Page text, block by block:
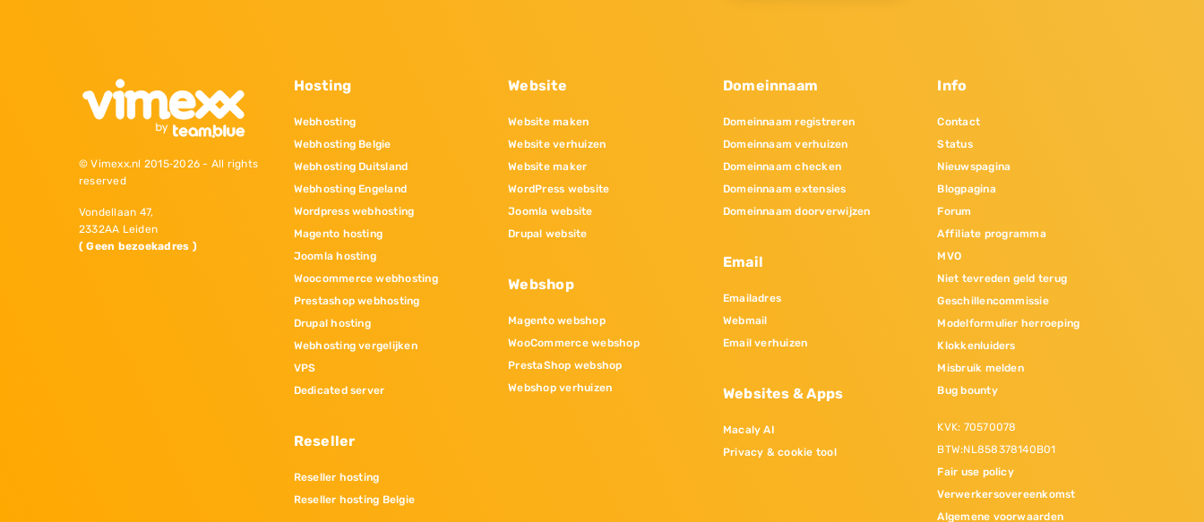
© Vimexx.nl 2015‐2026 - All rights
reserved
Vondellaan 47,
2332AA Leiden
( Geen bezoekadres )
Hosting
Webhosting
Webhosting Belgie
Webhosting Duitsland
Webhosting Engeland
Wordpress webhosting
Magento hosting
Joomla hosting
Woocommerce webhosting
Prestashop webhosting
Drupal hosting
Webhosting vergelijken
VPS
Dedicated server
Reseller
Reseller hosting
Reseller hosting Belgie
Website
Website maken
Website verhuizen
Website maker
WordPress website
Joomla website
Drupal website
Webshop
Magento webshop
WooCommerce webshop
PrestaShop webshop
Webshop verhuizen
Domeinnaam
Domeinnaam registreren
Domeinnaam verhuizen
Domeinnaam checken
Domeinnaam extensies
Domeinnaam doorverwijzen
Email
Emailadres
Webmail
Email verhuizen
Websites & Apps
Macaly AI
Privacy & cookie tool
Info
Contact
Status
Nieuwspagina
Blogpagina
Forum
Affiliate programma
MVO
Niet tevreden geld terug
Geschillencommissie
Modelformulier herroeping
Klokkenluiders
Misbruik melden
Bug bounty
KVK: 70570078
BTW:NL858378140B01
Fair use policy
Verwerkersovereenkomst
Algemene voorwaarden